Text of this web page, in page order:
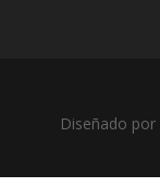
Diseñado por